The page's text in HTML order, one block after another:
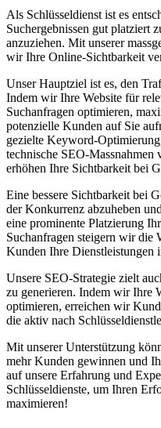
Als Schlüsseldienst ist es
Suchergebnissen gut platziert
anzuziehen. Mit unserer
wir Ihre Online-Sichtbarkeit
Unser Hauptziel ist es, den
Indem wir Ihre Website für
Suchanfragen optimieren,
potenzielle Kunden auf Sie
gezielte Keyword-
technische SEO-Massnahmen
erhöhen Ihre Sichtbarkeit bei
Eine bessere Sichtbarkeit bei
der Konkurrenz abzuheben
eine prominente Platzierung
Suchanfragen steigern wir die
Kunden Ihre Dienstleistungen
Unsere SEO-Strategie zielt
zu generieren. Indem wir Ihre
optimieren, erreichen wir
die aktiv nach
Mit unserer Unterstützung
mehr Kunden gewinnen und
auf unsere Erfahrung und
Schlüsseldienste, um Ihren
maximieren!